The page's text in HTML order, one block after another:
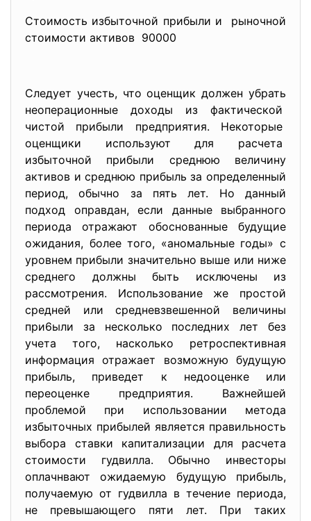
Стоимость избыточной прибыли и рыночной
стоимости активов 90000
Следует учесть, что оценщик должен убрать
неоперационные доходы из фактической
чистой прибыли предприятия. Некоторые
оценщики используют для расчета
избыточной прибыли среднюю величину
активов и среднюю прибыль за определенный
период, обычно за пять лет. Но данный
подход оправдан, если данные выбранного
периода отражают обоснованные будущие
ожидания, более того, «аномальные годы» с
уровнем прибыли значительно выше или ниже
среднего должны быть исключены из
рассмотрения. Использование же простой
средней или средневзвешенной величины
при6ыли за несколько последних лет без
учета того, насколько ретроспективная
информация отражает возможную будущую
прибыль, приведет к недооценке или
переоценке предприятия. Важнейшей
проблемой при использовании метода
избыточных прибылей является правильность
выбора ставки капитализации для расчета
стоимости гудвилла. Обычно инвесторы
оплачнвают ожидаемую будущую прибыль,
получаемую от гудвилла в течение периода,
не превышающего пяти лет. При таких